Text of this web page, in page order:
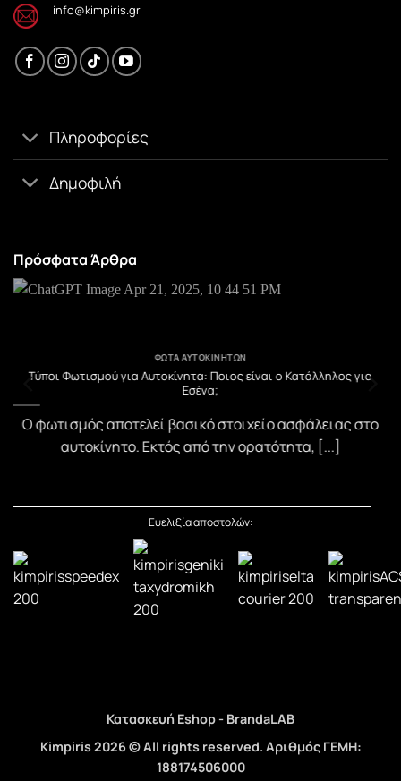
info@kimpiris.gr
Πληροφορίες
Δημοφιλή
Πρόσφατα Άρθρα
ΦΏΤΑ ΑΥΤΟΚΙΝΉΤΩΝ
Τύποι Φωτισμού για Αυτοκίνητα: Ποιος είναι ο Κατάλληλος για
Εσένα;
Ο φωτισμός αποτελεί βασικό στοιχείο ασφάλειας στο
αυτοκίνητο. Εκτός από την ορατότητα, [...]
Ευελιξία αποστολών:
Κατασκευή Eshop - BrandaLAB
Kimpiris 2026 © All rights reserved. Αριθμός ΓΕΜΗ:
188174506000